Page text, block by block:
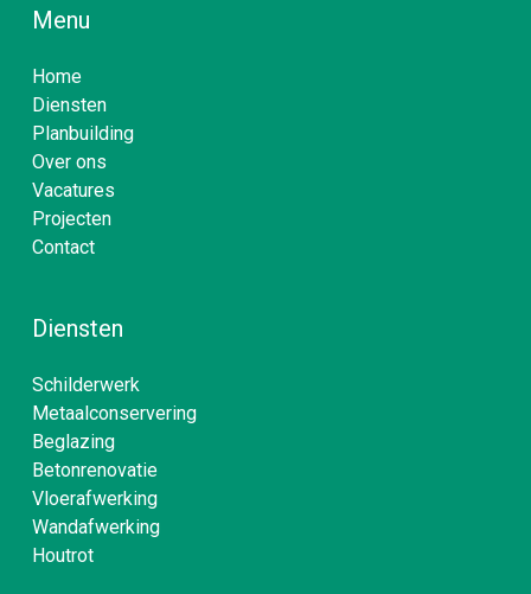
Menu
Home
Diensten
Planbuilding
Over ons
Vacatures
Projecten
Contact
Diensten
Schilderwerk
Metaalconservering
Beglazing
Betonrenovatie
Vloerafwerking
Wandafwerking
Houtrot